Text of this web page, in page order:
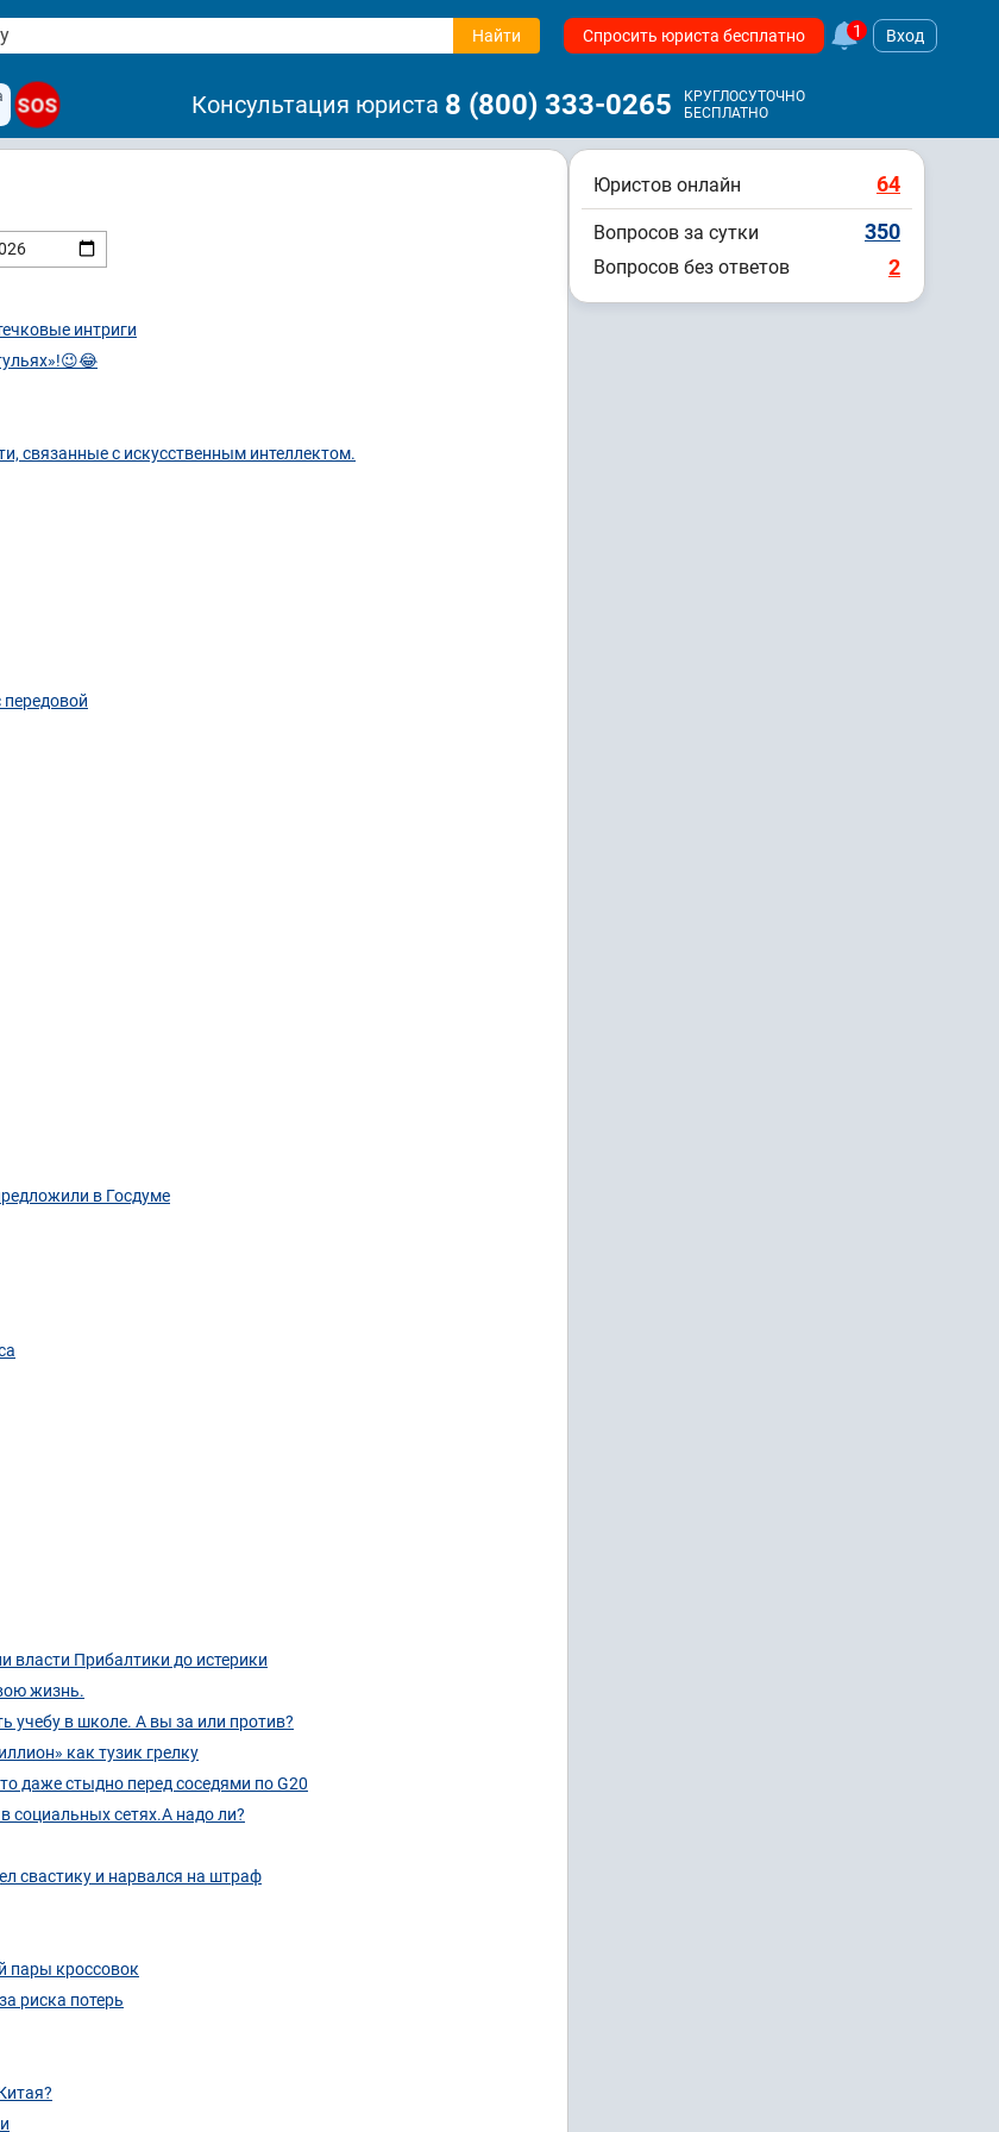
Найти Спросить юриста бесплатно 1 Вход
SOS Консультация юриста 8 (800) 333-0265
КРУГЛОСУТОЧНО
БЕСПЛАТНО
интриги
связанные с искусственным интеллектом.
в Госдуме
власти Прибалтики до истерики
жизнь.
учебу в школе. А вы за или против?
как тузик грелку
даже стыдно перед соседями по G20
социальных сетях.А надо ли?
свастику и нарвался на штраф
пары кроссовок
риска потерь
Юристов онлайн 64
Вопросов за сутки 350
Вопросов без ответов 2